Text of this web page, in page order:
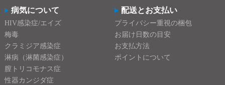
病気について
HIV感染症/エイズ
梅毒
クラミジア感染症
淋病（淋菌感染症）
膣トリコモナス症
性器カンジダ症
配送とお支払い
プライバシー重視の梱包
お届け日数の目安
お支払方法
ポイントについて